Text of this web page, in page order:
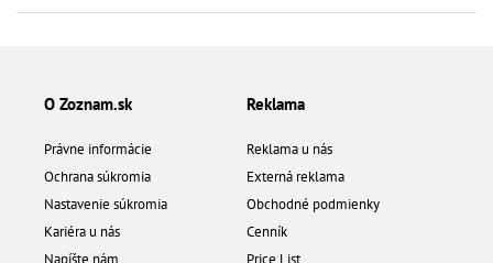
O Zoznam.sk
Právne informácie
Ochrana súkromia
Nastavenie súkromia
Kariéra u nás
Napíšte nám
Reklama
Reklama u nás
Externá reklama
Obchodné podmienky
Cenník
Price List